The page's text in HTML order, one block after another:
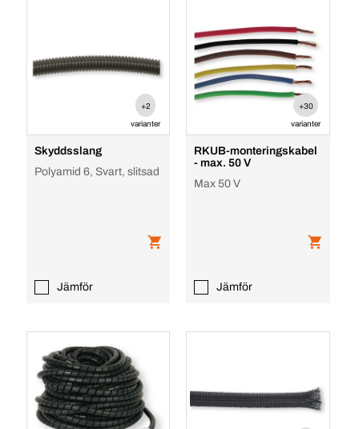
+2
varianter
Skyddsslang
Polyamid 6, Svart, slitsad
Jämför
+30
varianter
RKUB-monteringskabel
- max. 50 V
Max 50 V
Jämför